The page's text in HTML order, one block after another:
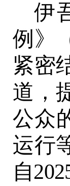
伊
例》
紧密
道，
公众
运行
自